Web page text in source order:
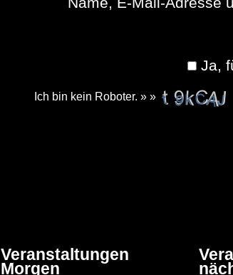
Ja,
Ich bin kein Roboter. » »
CAPTCHA
Veranstaltungen
Morgen